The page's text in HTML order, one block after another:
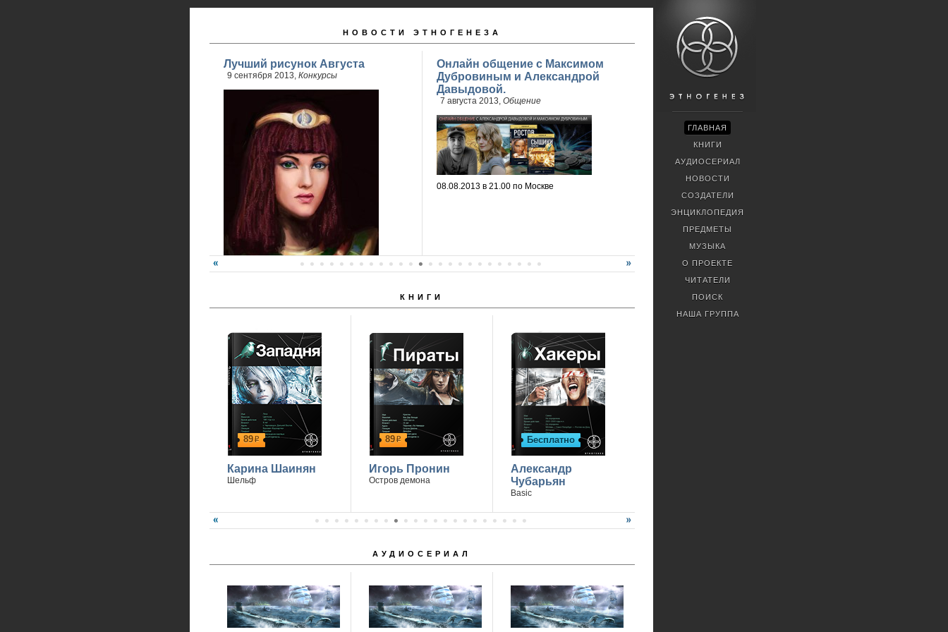
НОВОСТИ ЭТНОГЕНЕЗА
Лучший рисунок Августа
9 сентября 2013, Конкурсы
Победитель - Анна Ремез
Онлайн общение с Максимом
Дубровиным и Александрой
Давыдовой.
7 августа 2013, Общение
08.08.2013 в 21.00 по Москве
КНИГИ
89р
Карина Шаинян
Шельф
89р
Игорь Пронин
Остров демона
Бесплатно
Александр
Чубарьян
Basic
АУДИОСЕРИАЛ
ГЛАВНАЯ
КНИГИ
АУДИОСЕРИАЛ
НОВОСТИ
СОЗДАТЕЛИ
ЭНЦИКЛОПЕДИЯ
ПРЕДМЕТЫ
МУЗЫКА
О ПРОЕКТЕ
ЧИТАТЕЛИ
ПОИСК
НАША ГРУППА